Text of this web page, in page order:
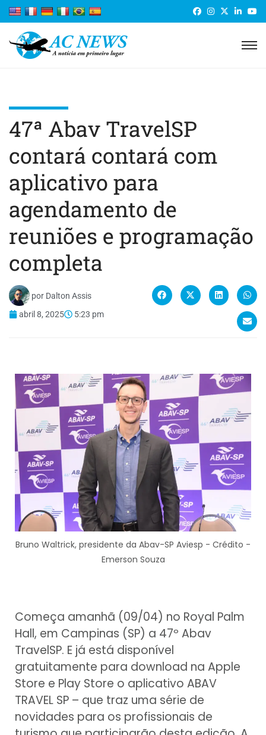
47ª Abav TravelSP
contará contará com
aplicativo para
agendamento de
reuniões e programação
completa
por Dalton Assis
abril 8, 2025
5:23 pm
Bruno Waltrick, presidente da Abav-SP Aviesp - Crédito -
Emerson Souza
Começa amanhã (09/04) no Royal Palm
Hall, em Campinas (SP) a 47º Abav
TravelSP. E já está disponível
gratuitamente para download na Apple
Store e Play Store o aplicativo ABAV
TRAVEL SP – que traz uma série de
novidades para os profissionais de